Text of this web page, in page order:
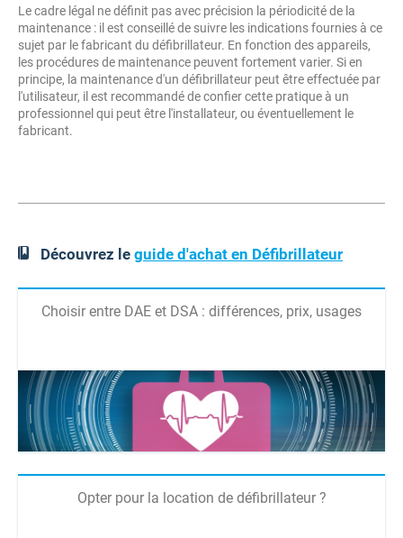
Le cadre légal ne définit pas avec précision la périodicité de la
maintenance : il est conseillé de suivre les indications fournies à ce
sujet par le fabricant du défibrillateur. En fonction des appareils,
les procédures de maintenance peuvent fortement varier. Si en
principe, la maintenance d'un défibrillateur peut être effectuée par
l'utilisateur, il est recommandé de confier cette pratique à un
professionnel qui peut être l'installateur, ou éventuellement le
fabricant.
Découvrez leguide d'achat en Défibrillateur
Choisir entre DAE et DSA : différences, prix, usages
Opter pour la location de défibrillateur ?